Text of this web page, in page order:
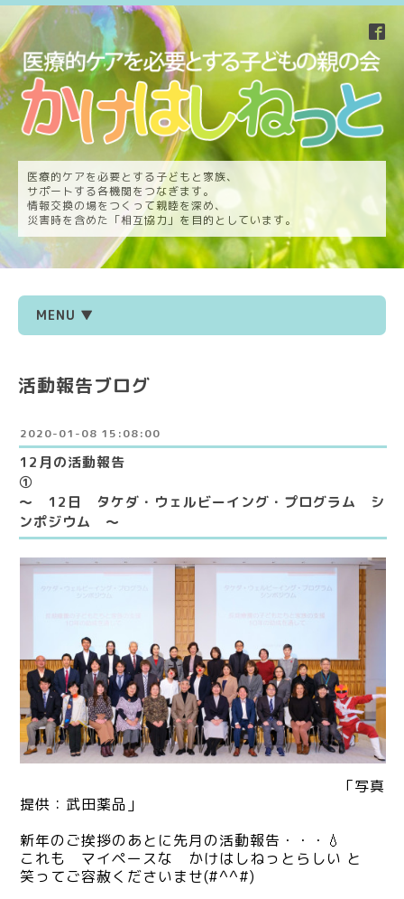
医療的ケアを必要とする子どもと家族、
サポートする各機関をつなぎます。
情報交換の場をつくって親睦を深め、
災害時を含めた「相互協力」を目的としています。
MENU ▼
活動報告ブログ
2020-01-08 15:08:00
12月の活動報告
①
～ 12日 タケダ・ウェルビーイング・プログラム シ
ンポジウム ～
「写真
提供：武田薬品」
新年のご挨拶のあとに先月の活動報告・・・💧
これも マイペースな かけはしねっとらしい と
笑ってご容赦くださいませ(#^^#)